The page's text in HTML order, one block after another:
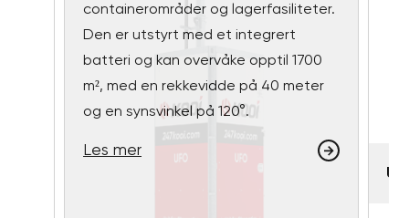
containerområder og lagerfasiliteter.
Den er utstyrt med et integrert
batteri og kan overvåke opptil 1700
m², med en rekkevidde på 40 meter
og en synsvinkel på 120°.
Les mer